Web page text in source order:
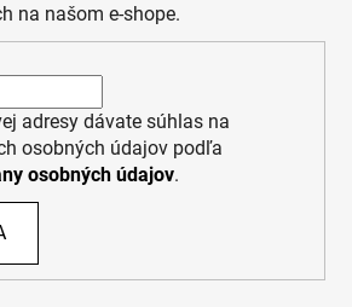
na našom e-shope.
adresy dávate súhlas na
osobných údajov podľa
osobných údajov.